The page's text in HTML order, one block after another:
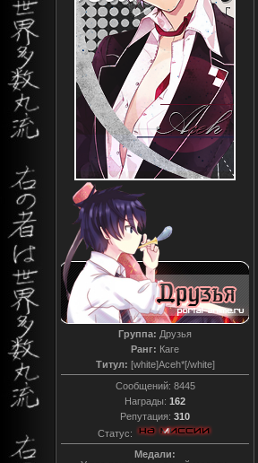
Группа: Друзья
Ранг: Каге
Титул: [white]Aceh*[/white]
Сообщений: 8445
Награды: 162
Репутация: 310
Статус:
Медали: